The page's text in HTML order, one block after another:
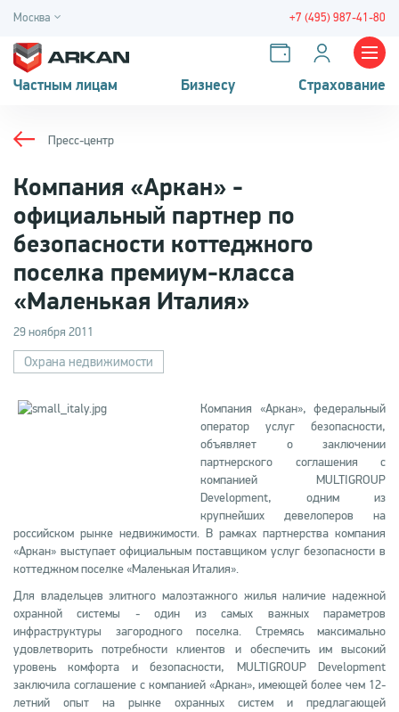
Москва +7 (495) 987-41-80
Частным лицам Бизнесу Страхование
Пресс-центр
Компания «Аркан» -
официальный партнер по
безопасности коттеджного
поселка премиум-класса
«Маленькая Италия»
29 ноября 2011
Охрана недвижимости
Компания «Аркан», федеральный
оператор услуг безопасности,
объявляет о заключении
партнерского соглашения с
компанией MULTIGROUP
Development, одним из
крупнейших девелоперов на
российском рынке недвижимости. В рамках партнерства компания
«Аркан» выступает официальным поставщиком услуг безопасности в
коттеджном поселке «Маленькая Италия».
Для владельцев элитного малоэтажного жилья наличие надежной
охранной системы - один из самых важных параметров
инфраструктуры загородного поселка. Стремясь максимально
удовлетворить потребности клиентов и обеспечить им высокий
уровень комфорта и безопасности, MULTIGROUP Development
заключила соглашение с компанией «Аркан», имеющей более чем 12-
летний опыт на рынке охранных систем и предлагающей